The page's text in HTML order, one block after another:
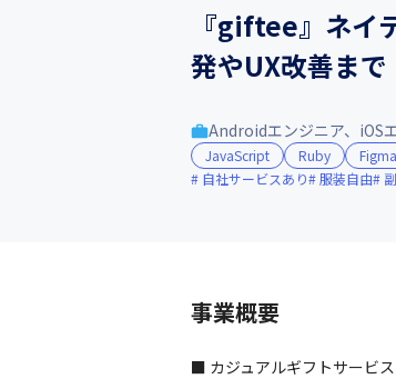
『giftee』ネイ
発やUX改善まで
Androidエンジニア、iOS
JavaScript Ruby Figma
自社サービスあり
服装自由
事業概要
■ カジュアルギフトサービ